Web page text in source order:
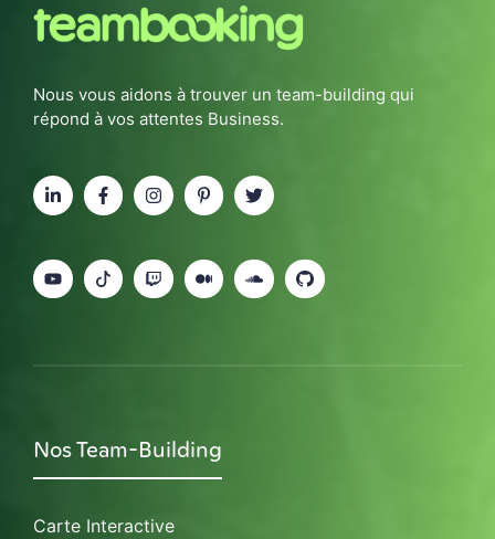
Nous vous aidons à trouver un team-building qui
répond à vos attentes Business.
Nos Team-Building
Carte Interactive